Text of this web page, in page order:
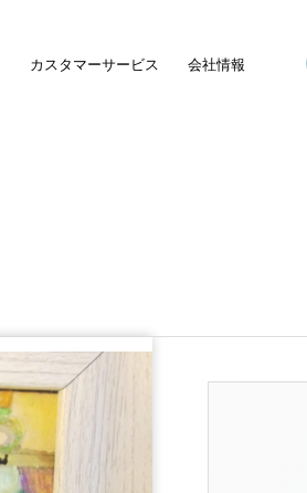
カスタマーサービス 会社情報